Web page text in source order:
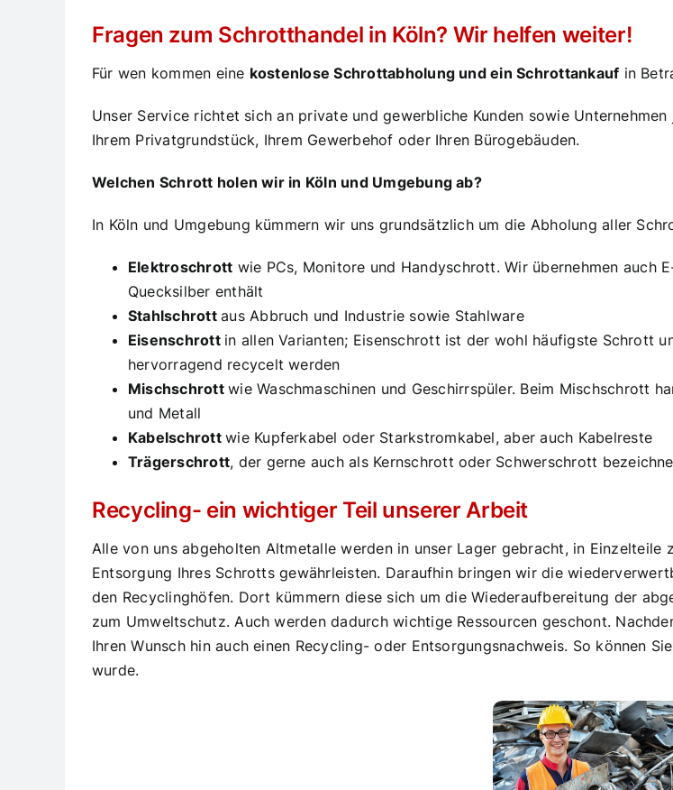
Fragen zum Schrotthandel in Köln? Wir helfen weiter!
Für wen kommen eine kostenlose Schrottabholung und ein Schrottankauf in
Unser Service richtet sich an private und gewerbliche Kunden sowie
Ihrem Privatgrundstück, Ihrem Gewerbehof oder Ihren Bürogebäuden.
Welchen Schrott holen wir in Köln und Umgebung ab?
In Köln und Umgebung kümmern wir uns grundsätzlich um die Abholung aller
Elektroschrott wie PCs, Monitore und Handyschrott. Wir übernehmen
Quecksilber enthält
Stahlschrottaus Abbruch und Industrie sowie Stahlware
Eisenschrott in allen Varianten; Eisenschrott ist der wohl häufigste Schrott
hervorragend recycelt werden
Mischschrottwie Waschmaschinen und Geschirrspüler. Beim Mischschrott
und Metall
Kabelschrottwie Kupferkabel oder Starkstromkabel, aber auch Kabelreste
Trägerschrott, der gerne auch als Kernschrott oder Schwerschrott
Recycling- ein wichtiger Teil unserer Arbeit
Alle von uns abgeholten Altmetalle werden in unser Lager gebracht, in
Entsorgung Ihres Schrotts gewährleisten. Daraufhin bringen wir die
den Recyclinghöfen. Dort kümmern diese sich um die Wiederaufbereitung der
zum Umweltschutz. Auch werden dadurch wichtige Ressourcen geschont.
Ihren Wunsch hin auch einen Recycling- oder Entsorgungsnachweis. So können
wurde.